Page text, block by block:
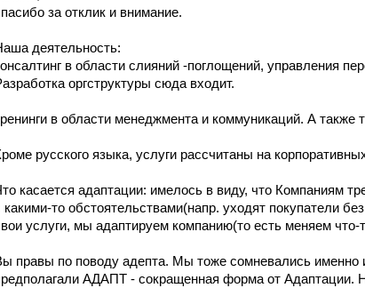
за отклик и внимание.
деятельность:
в области слияний -поглощений, управления
оргструктуры сюда входит.
в области менеджмента и коммуникаций. А также
русского языка, услуги рассчитаны на
касается адаптации: имелось в виду, что Компаниям
какими-то обстоятельствами(напр. уходят покупатели
услуги, мы адаптируем компанию(то есть меняем что-
правы по поводу адепта. Мы тоже сомневались именно
АДАПТ - сокращенная форма от Адаптации.